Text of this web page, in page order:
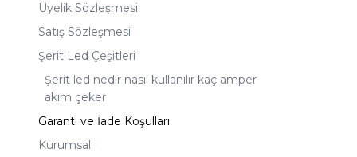
Üyelik Sözleşmesi
Satış Sözleşmesi
Şerit Led Çeşitleri
Şerit led nedir nasıl kullanılır kaç amper
akım çeker
Garanti ve İade Koşulları
Kurumsal